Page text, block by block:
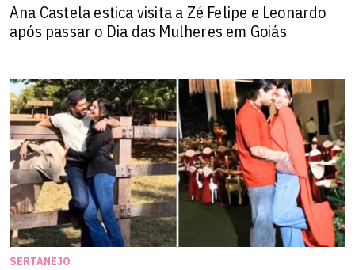
Ana Castela estica visita a Zé Felipe e Leonardo
após passar o Dia das Mulheres em Goiás
SERTANEJO